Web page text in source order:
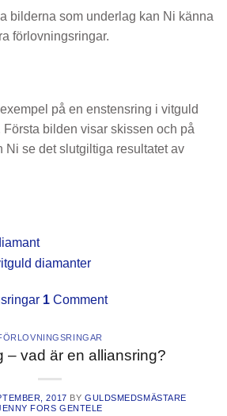
bilderna som underlag kan Ni känna
förlovningsringar.
på en enstensring i vitguld
Första bilden visar skissen och på
Ni se det slutgiltiga resultatet av
1 Comment
– vad är en alliansring?
2017 BY GULDSMEDSMÄSTARE
FORS GENTELE